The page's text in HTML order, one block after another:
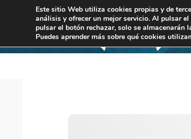
Este sitio Web utiliza cookies propias y de
análisis y ofrecer un mejor servicio. Al pulsar
pulsar el botón rechazar, solo se almacenarán
Puedes aprender más sobre qué cookies